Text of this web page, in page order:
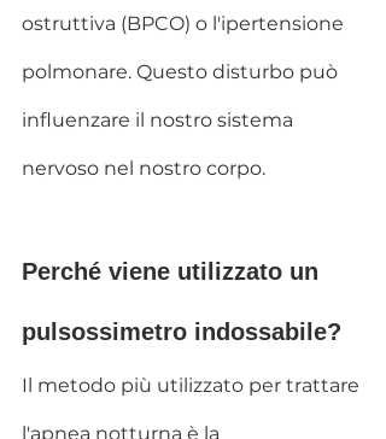
ostruttiva (BPCO) o l'ipertensione
polmonare. Questo disturbo può
influenzare il nostro sistema
nervoso nel nostro corpo.
Perché viene utilizzato un
pulsossimetro indossabile?
Il metodo più utilizzato per trattare
l'apnea notturna è la